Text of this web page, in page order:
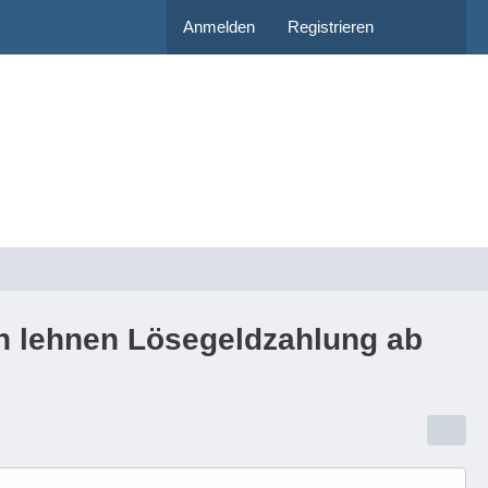
Anmelden Registrieren
lehnen Lösegeldzahlung ab